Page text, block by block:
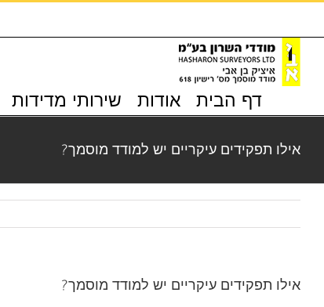
דלג
דף הבית אודות שירותי מדידות
אילו תפקידים עיקריים יש למודד מוסמך?
אילו תפקידים עיקריים יש למודד מוסמך?